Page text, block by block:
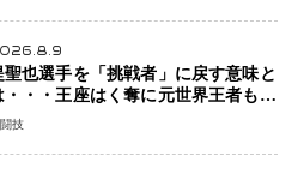
聖也選手を「挑戦者」に戻す意味と
・・・王座はく奪に元世界王者も疑
符 見たいのは井上拓真選手、那須
技